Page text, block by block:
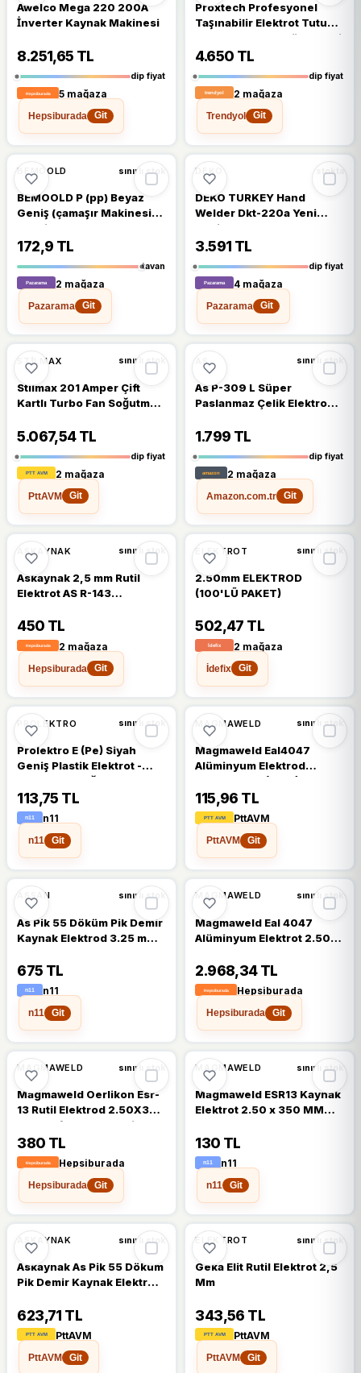
Awelco Mega 220 200A
İnverter Kaynak Makinesi
8.251,65 TL
dip fiyat
5 mağaza
Hepsiburada
Git
Proxtech Profesyonel
Taşınabilir Elektrot Tutucu
200 Amper Lcd Göstergeli
İnvertörtaşınabilir Kaynak
4.650 TL
dip fiyat
2 mağaza
Trendyol
Git
BEMOOLD sınırlı stok
BEMOOLD P (pp) Beyaz
Geniş (çamaşır Makinesi)-
plastik Kaynak Elektrot
172,9 TL
tavan
2 mağaza
Pazarama
Git
DEKO stokta
DEKO TURKEY Hand
Welder Dkt-220a Yeni
Nesil Tabanca Kaynak
Makinası Invertör Elektrot
3.591 TL
dip fiyat
4 mağaza
Pazarama
Git
%12
STILMAX sınırlı stok
Stilmax 201 Amper Çift
Kartlı Turbo Fan Soğutmalı
Makinesi ve Magmaweld
Elektrot Set
5.067,54 TL
dip fiyat
2 mağaza
PttAVM
Git
%11
AS sınırlı stok
As P-309 L Süper
Paslanmaz Çelik Elektrodu
1.799 TL
dip fiyat
2 mağaza
Amazon.com.tr
Git
ASKAYNAK sınırlı stok
Askaynak 2,5 mm Rutil
Elektrot AS R-143
Ergonomik Tasarım
450 TL
2 mağaza
Hepsiburada
Git
ELEKTROT sınırlı stok
2.50mm ELEKTROD
(100'LÜ PAKET)
502,47 TL
2 mağaza
İdefix
Git
PROLEKTRO sınırlı stok
Prolektro E (Pe) Siyah
Geniş Plastik Elektrot -
Kaynak Çubuğu
113,75 TL
n11
n11
Git
MAGMAWELD sınırlı stok
Magmaweld Eal4047
Alüminyum Elektrod
2.5X350mm (Adet)
115,96 TL
PttAVM
PttAVM
Git
ASSAN sınırlı stok
As Pik 55 Döküm Pik Demir
Kaynak Elektrod 3.25 mm
675 TL
n11
n11
Git
MAGMAWELD sınırlı stok
Magmaweld Eal 4047
Alüminyum Elektrot 2.50 X
2.968,34 TL
Hepsiburada
Hepsiburada
Git
MAGMAWELD sınırlı stok
Magmaweld Oerlikon Esr-
13 Rutil Elektrod 2.50X350
mm Profesyonel Seviye
Yüksek Performans 100'lü
Paket
380 TL
Hepsiburada
Hepsiburada
Git
MAGMAWELD sınırlı stok
Magmaweld ESR13 Kaynak
Elektrot 2.50 x 350 MM
130 TL
n11
n11
Git
ASKAYNAK sınırlı stok
Askaynak As Pik 55 Döküm
Pik Demir Kaynak Elektrod
623,71 TL
PttAVM
PttAVM
Git
ELEKTROT sınırlı stok
Geka Elit Rutil Elektrot 2,5
Mm
343,56 TL
PttAVM
PttAVM
Git